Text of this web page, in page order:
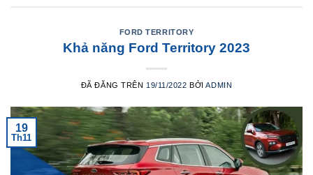
FORD TERRITORY
Khả năng Ford Territory 2023
ĐÃ ĐĂNG TRÊN 19/11/2022 BỞIADMIN
19
Th11